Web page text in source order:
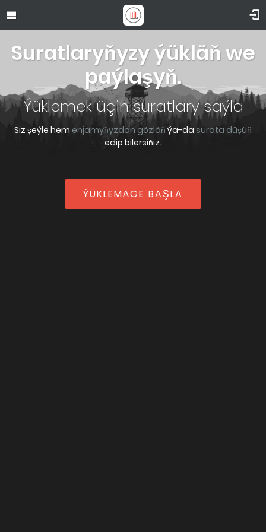
Suratlaryňyzy ýükläň we
paýlaşyň.
Ýüklemek üçin suratlary saýla
Siz şeýle hem enjamyňyzdan gözläň ýa-da surata düşüň
edip bilersiňiz.
ÝÜKLEMÄGE BAŞLA